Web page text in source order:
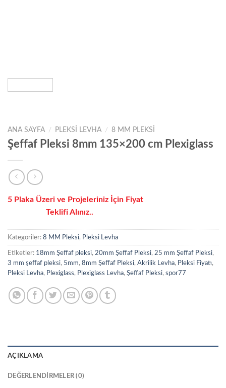
ANA SAYFA / PLEKSI LEVHA / 8 MM PLEKSI
Şeffaf Pleksi 8mm 135×200 cm Plexiglass
5 Plaka Üzeri ve Projeleriniz İçin Fiyat
Teklifi Alınız..
Kategoriler: 8 MM Pleksi, Pleksi Levha
Etiketler: 18mm Şeffaf pleksi, 20mm Şeffaf Pleksi, 25 mm Şeffaf Pleksi,
3 mm şeffaf pleksi, 5mm, 8mm Şeffaf Pleksi, Akrilik Levha, Pleksi Fiyatı,
Pleksi Levha, Plexiglass, Plexiglass Levha, Şeffaf Pleksi, spor77
AÇIKLAMA
DEĞERLENDIRMELER (0)